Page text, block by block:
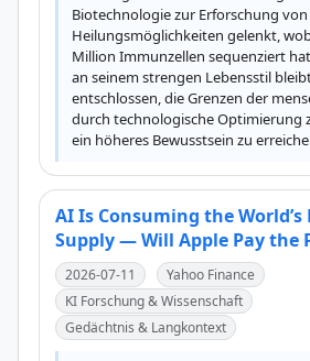
Biotechnologie zur Erforschung von
Heilungsmöglichkeiten gelenkt,
Million Immunzellen sequenziert
an seinem strengen Lebensstil
entschlossen, die Grenzen der
durch technologische Optimierung
ein höheres Bewusstsein zu
AI Is Consuming the
Supply — Will Apple Pay the
2026-07-11
Yahoo Finance
KI Forschung & Wissenschaft
Gedächtnis & Langkontext